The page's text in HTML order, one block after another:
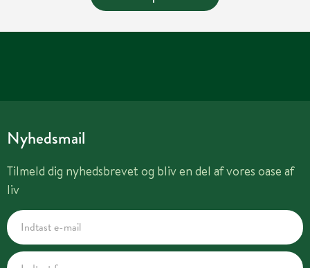
Nyhedsmail
Tilmeld dig nyhedsbrevet og bliv en del af vores oase af
liv